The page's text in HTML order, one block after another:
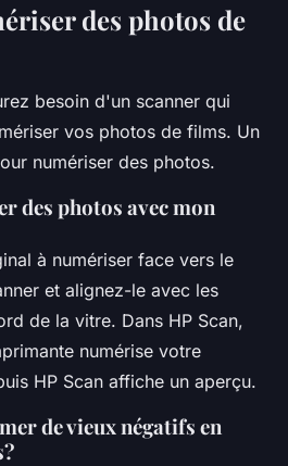
des photos de
besoin d'un scanner qui
vos photos de films. Un
numériser des photos.
des photos avec mon
à numériser face vers le
et alignez-le avec les
de la vitre. Dans HP Scan,
numérise votre
HP Scan affiche un aperçu.
de vieux négatifs en